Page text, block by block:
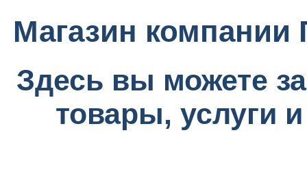
Магазин
Здесь вы можете
товары, услуги